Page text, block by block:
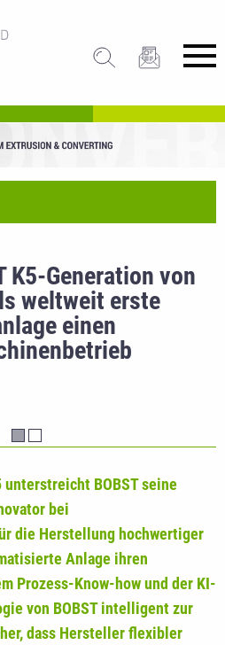
K5-Generation von
weltweit erste
einen
unterstreicht BOBST seine
bei
die Herstellung hochwertiger
Anlage ihren
Prozess-Know-how und der KI-
von BOBST intelligent zur
dass Hersteller flexibler